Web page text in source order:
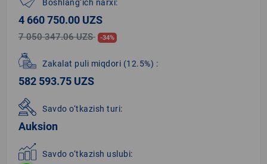
Boshlang‘ich narxi:
4 660 750.00 UZS
7 050 347.06 UZS -34%
Zakalat puli miqdori (12.5%) :
582 593.75 UZS
Savdo o‘tkazish turi:
Auksion
Savdo o‘tkazish uslubi: